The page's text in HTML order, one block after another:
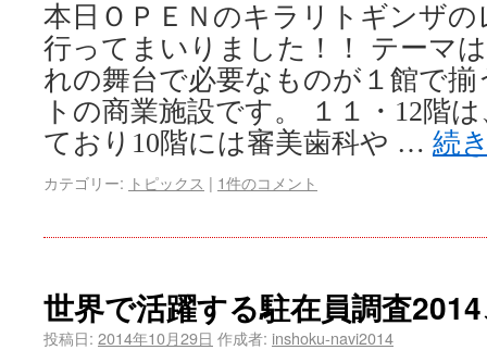
本日ＯＰＥＮのキラリトギンザ
行ってまいりました！！ テーマ
れの舞台で必要なものが１館で
トの商業施設です。 １１・12階
ており10階には審美歯科や … 続
カテゴリー: トピックス | 1件のコメント
世界で活躍する駐在員調査
投稿日: 2014年10月29日 作成者: inshoku-navi2014